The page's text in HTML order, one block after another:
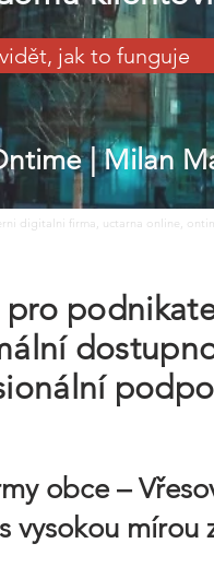
jak to funguje
| Milan
digitalni firma, uctarna online,
obce –
vysokou mírou